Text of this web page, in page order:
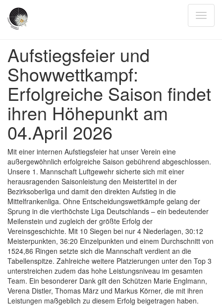
Aufstiegsfeier und
Showwettkampf:
Erfolgreiche Saison findet
ihren Höhepunkt am
04.April 2026
Mit einer internen Aufstiegsfeier hat unser Verein eine
außergewöhnlich erfolgreiche Saison gebührend abgeschlossen.
Unsere 1. Mannschaft Luftgewehr sicherte sich mit einer
herausragenden Saisonleistung den Meistertitel in der
Bezirksoberliga und damit den direkten Aufstieg in die
Mittelfrankenliga. Ohne Entscheidungswettkämpfe gelang der
Sprung in die vierthöchste Liga Deutschlands – ein bedeutender
Meilenstein und zugleich der größte Erfolg der
Vereinsgeschichte. Mit 10 Siegen bei nur 4 Niederlagen, 30:12
Meisterpunkten, 36:20 Einzelpunkten und einem Durchschnitt von
1524,86 Ringen setzte sich die Mannschaft verdient an die
Tabellenspitze. Zahlreiche weitere Platzierungen unter den Top 3
unterstreichen zudem das hohe Leistungsniveau im gesamten
Team. Ein besonderer Dank gilt den Schützen Marie Englmann,
Verena Distler, Thomas März und Markus Körner, die mit ihren
Leistungen maßgeblich zu diesem Erfolg beigetragen haben.